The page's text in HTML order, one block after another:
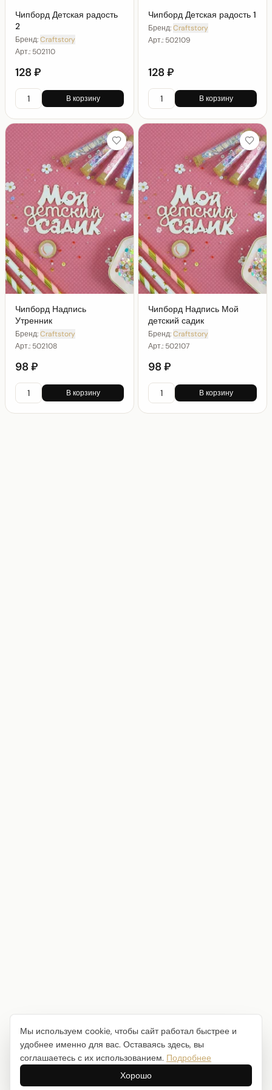
Чипборд Детская радость
2
Бренд:Craftstory
Арт.: 502110
128 ₽
В корзину
Чипборд Детская радость 1
Бренд:Craftstory
Арт.: 502109
128 ₽
В корзину
Чипборд Надпись
Утренник
Бренд:Craftstory
Арт.: 502108
98 ₽
В корзину
Чипборд Надпись Мой
детский садик
Бренд:Craftstory
Арт.: 502107
98 ₽
В корзину
Мы используем cookie, чтобы сайт работал быстрее и
удобнее именно для вас. Оставаясь здесь, вы
соглашаетесь с их использованием. Подробнее
Хорошо